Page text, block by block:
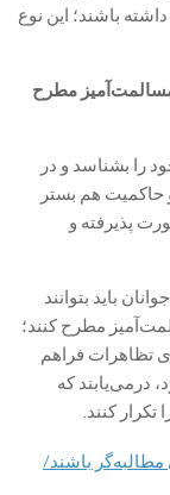
داشته باشند؛ این نوع
مسالمت‌آمیز مطرح
را بشناسد و در
هم بستر
پذیرفته و
باید بتوانند
مطرح کنند؛
تظاهرات فراهم
درمی‌یابند که
کنند.